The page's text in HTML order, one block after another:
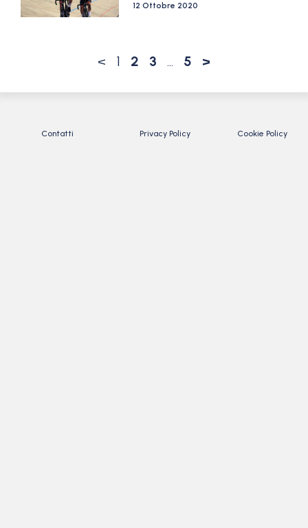
12 Ottobre 2020
< 1 2 3 … 5 >
Contatti Privacy Policy Cookie Policy